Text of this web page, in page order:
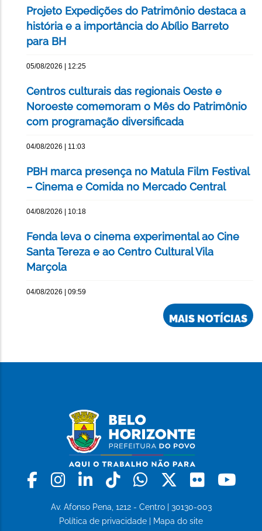
Projeto Expedições do Patrimônio destaca a
história e a importância do Abílio Barreto
para BH
05/08/2026 | 12:25
Centros culturais das regionais Oeste e
Noroeste comemoram o Mês do Patrimônio
com programação diversificada
04/08/2026 | 11:03
PBH marca presença no Matula Film Festival
– Cinema e Comida no Mercado Central
04/08/2026 | 10:18
Fenda leva o cinema experimental ao Cine
Santa Tereza e ao Centro Cultural Vila
Marçola
04/08/2026 | 09:59
MAIS NOTÍCIAS
Facebook
Instagram
LinkedinTiktokWhatsapp
X Flickr
Av. Afonso Pena, 1212 - Centro | 30130-003
Política de privacidade
Mapa do site